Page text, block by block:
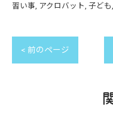
習い事 アクロバット 子ども
< 前のページ